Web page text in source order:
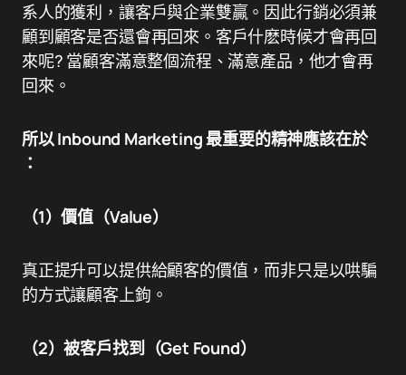
系人的獲利，讓客戶與企業雙贏。因此行銷必須兼
顧到顧客是否還會再回來。客戶什麽時候才會再回
來呢? 當顧客滿意整個流程、滿意產品，他才會再
回來。
所以 Inbound Marketing 最重要的精神應該在於
：
（1）價值（Value）
真正提升可以提供給顧客的價值，而非只是以哄騙
的方式讓顧客上鉤。
（2）被客戶找到（Get Found）